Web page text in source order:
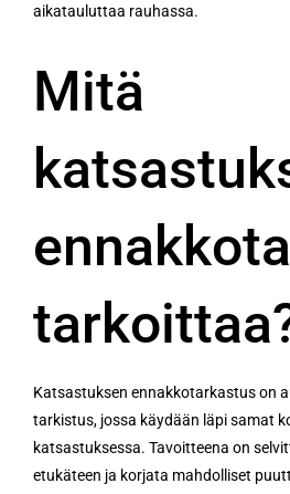
aikatauluttaa rauhassa.
Mitä
Katsastuksen ennakkotarkastus on
tarkistus, jossa käydään läpi samat
katsastuksessa. Tavoitteena on
etukäteen ja korjata mahdolliset